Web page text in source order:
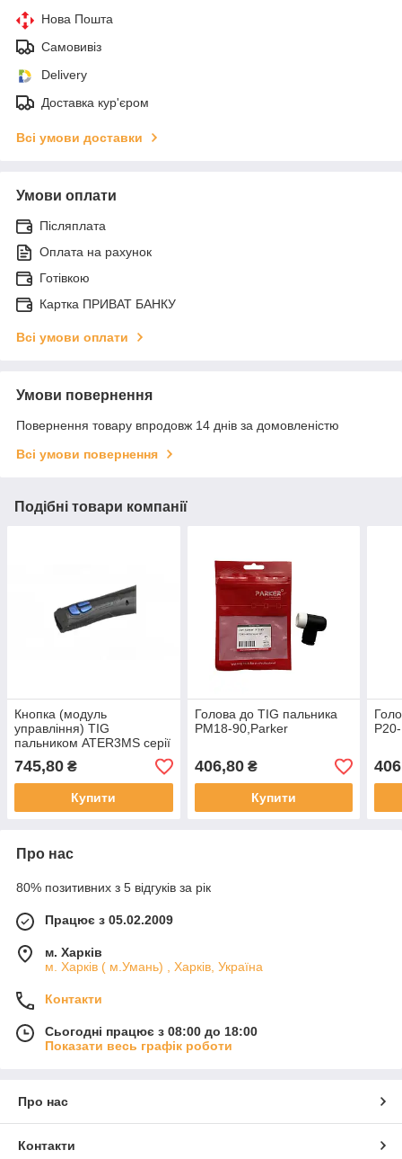
Нова Пошта
Самовивіз
Delivery
Доставка кур'єром
Всі умови доставки
Умови оплати
Післяплата
Оплата на рахунок
Готівкою
Картка ПРИВАТ БАНКУ
Всі умови оплати
Умови повернення
Повернення товару впродовж 14 днів за домовленістю
Всі умови повернення
Подібні товари компанії
Кнопка (модуль
управління) TIG
пальником ATER3MS серії
ARC від Parker
745,80 ₴
Купити
Голова до ТІG пальника
PМ18-90,Parker
406,80₴
Купити
Про нас
80% позитивних з 5 відгуків за рік
Працює з 05.02.2009
м. Харків
м. Харків ( м.Умань) , Харків, Україна
Контакти
Сьогодні працює з 08:00 до 18:00
Показати весь графік роботи
Про нас
Контакти